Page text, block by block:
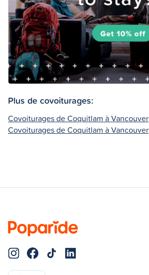
Plus de covoiturages:
Covoiturages de Coquitlam à Vancouver
Covoiturages de Coquitlam à Vancouver